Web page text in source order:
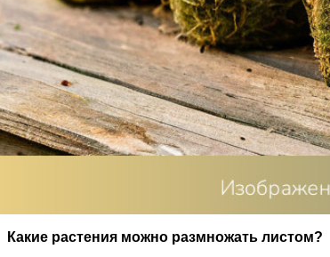
Размножение растений — увлекательный
Какие растения можно размножать листом?